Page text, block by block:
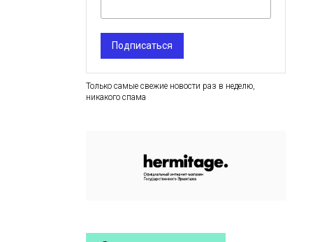
Подписаться
Только самые свежие новости раз в неделю,
никакого спама